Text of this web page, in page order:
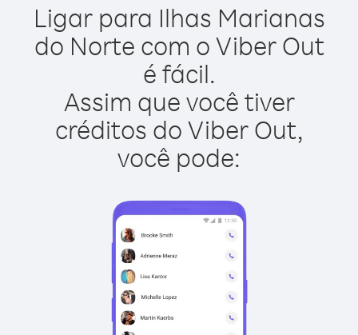
Ligar para Ilhas Marianas
do Norte com o Viber Out
é fácil.
Assim que você tiver
créditos do Viber Out,
você pode: